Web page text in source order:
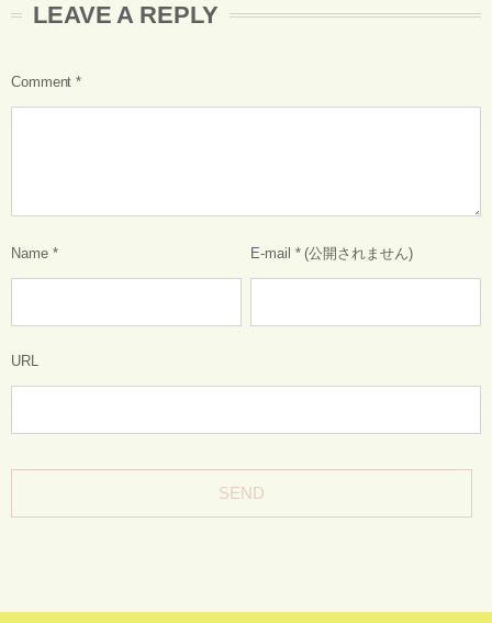
LEAVE A REPLY
Comment *
Name * E-mail *(公開されません)
URL